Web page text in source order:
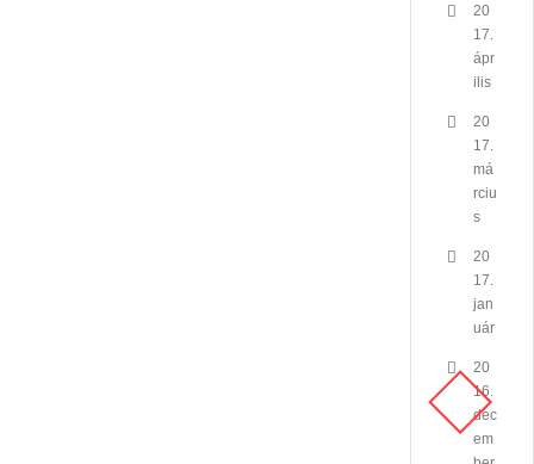
20
17.
ápr
ilis
20
17.
má
rciu
s
20
17.
jan
uár
20
16.
dec
em